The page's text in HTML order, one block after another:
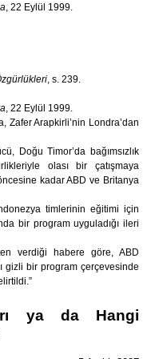
, 22 Eylül 1999.
, s. 239.
, 22 Eylül 1999.
Zafer Arapkirli’nin Londra’dan
Doğu Timor’da bağımsızlık
olası bir çatışmaya
kadar ABD ve Britanya
timlerinin eğitimi için
bir program uyguladığı ileri
verdiği habere göre, ABD
gizli bir program çerçevesinde
ya da Hangi